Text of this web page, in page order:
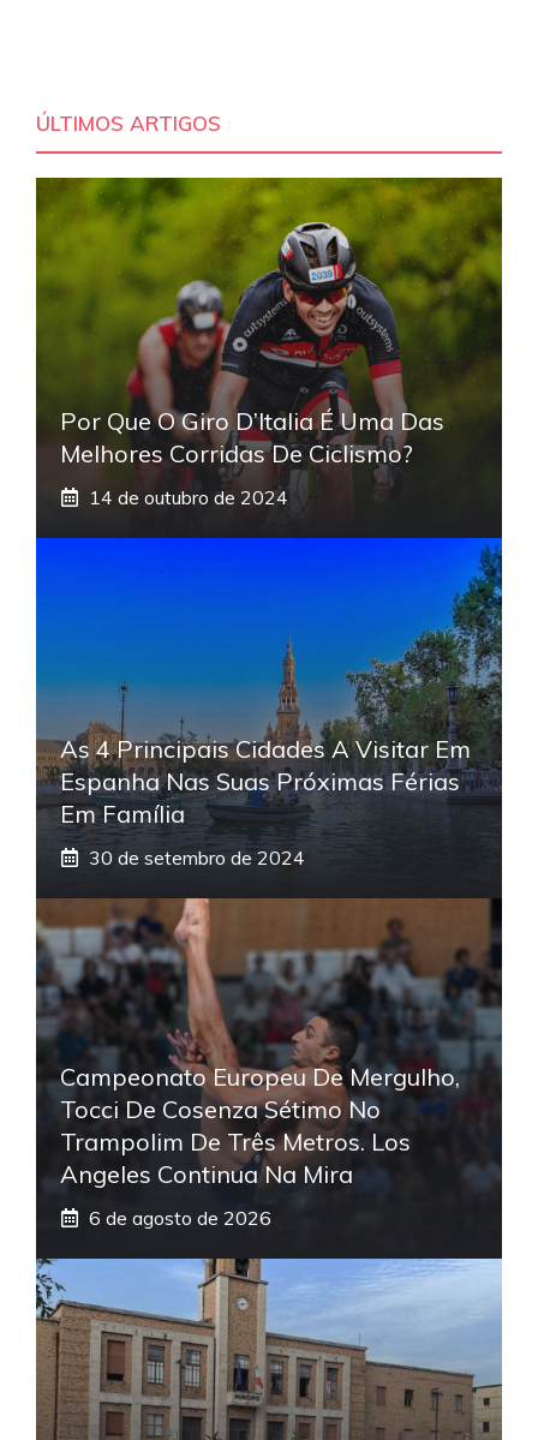
ÚLTIMOS ARTIGOS
Por Que O Giro D’Italia É Uma Das
Melhores Corridas De Ciclismo?
14 de outubro de 2024
As 4 Principais Cidades A Visitar Em
Espanha Nas Suas Próximas Férias
Em Família
30 de setembro de 2024
Campeonato Europeu De Mergulho,
Tocci De Cosenza Sétimo No
Trampolim De Três Metros. Los
Angeles Continua Na Mira
6 de agosto de 2026